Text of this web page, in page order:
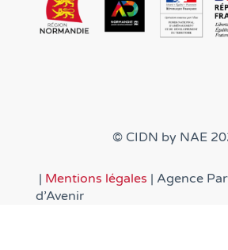
© CIDN by NAE
| Mentions légales | Agence
d’Avenir